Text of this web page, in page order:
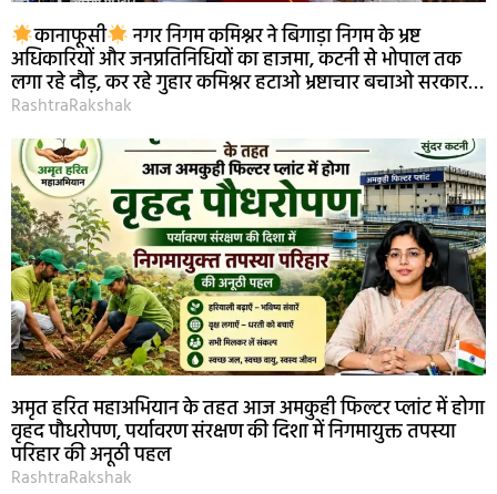
कानाफूसी नगर निगम कमिश्नर ने बिगाड़ा निगम के भ्रष्ट
अधिकारियों और जनप्रतिनिधियों का हाजमा, कटनी से भोपाल तक
लगा रहे दौड़, कर रहे गुहार कमिश्नर हटाओ भ्रष्टाचार बचाओ सरकार…
RashtraRakshak
अमृत हरित महाअभियान के तहत आज अमकुही फिल्टर प्लांट में होगा
वृहद पौधरोपण, पर्यावरण संरक्षण की दिशा में निगमायुक्त तपस्या
परिहार की अनूठी पहल
RashtraRakshak